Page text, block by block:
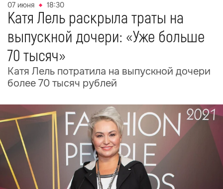
07 июня 18:30
Катя Лель раскрыла траты на
выпускной дочери: «Уже больше
70 тысяч»
Катя Лель потратила на выпускной дочери
более 70 тысяч рублей